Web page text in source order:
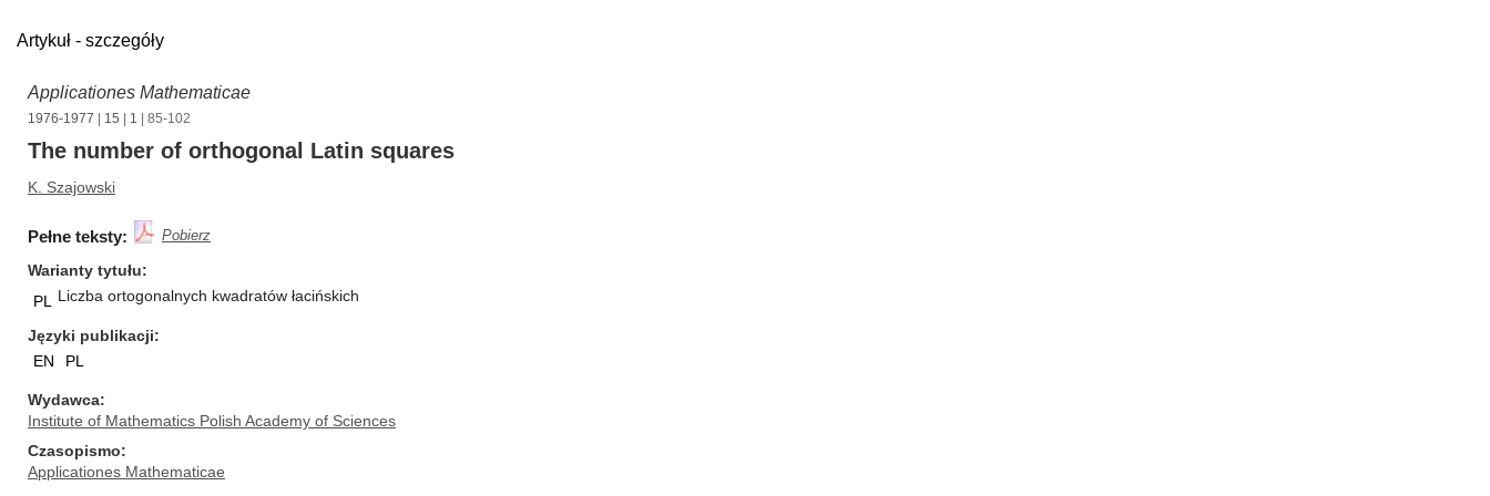
Artykuł - szczegóły
Applicationes Mathematicae
1976-1977 15 1 | 85-102
The number of orthogonal Latin squares
K. Szajowski
Pełne teksty: Pobierz
Warianty tytułu
PL
Liczba ortogonalnych kwadratów łacińskich
Języki publikacji
EN
PL
Wydawca
Institute of Mathematics Polish Academy of Sciences
Czasopismo
Applicationes Mathematicae